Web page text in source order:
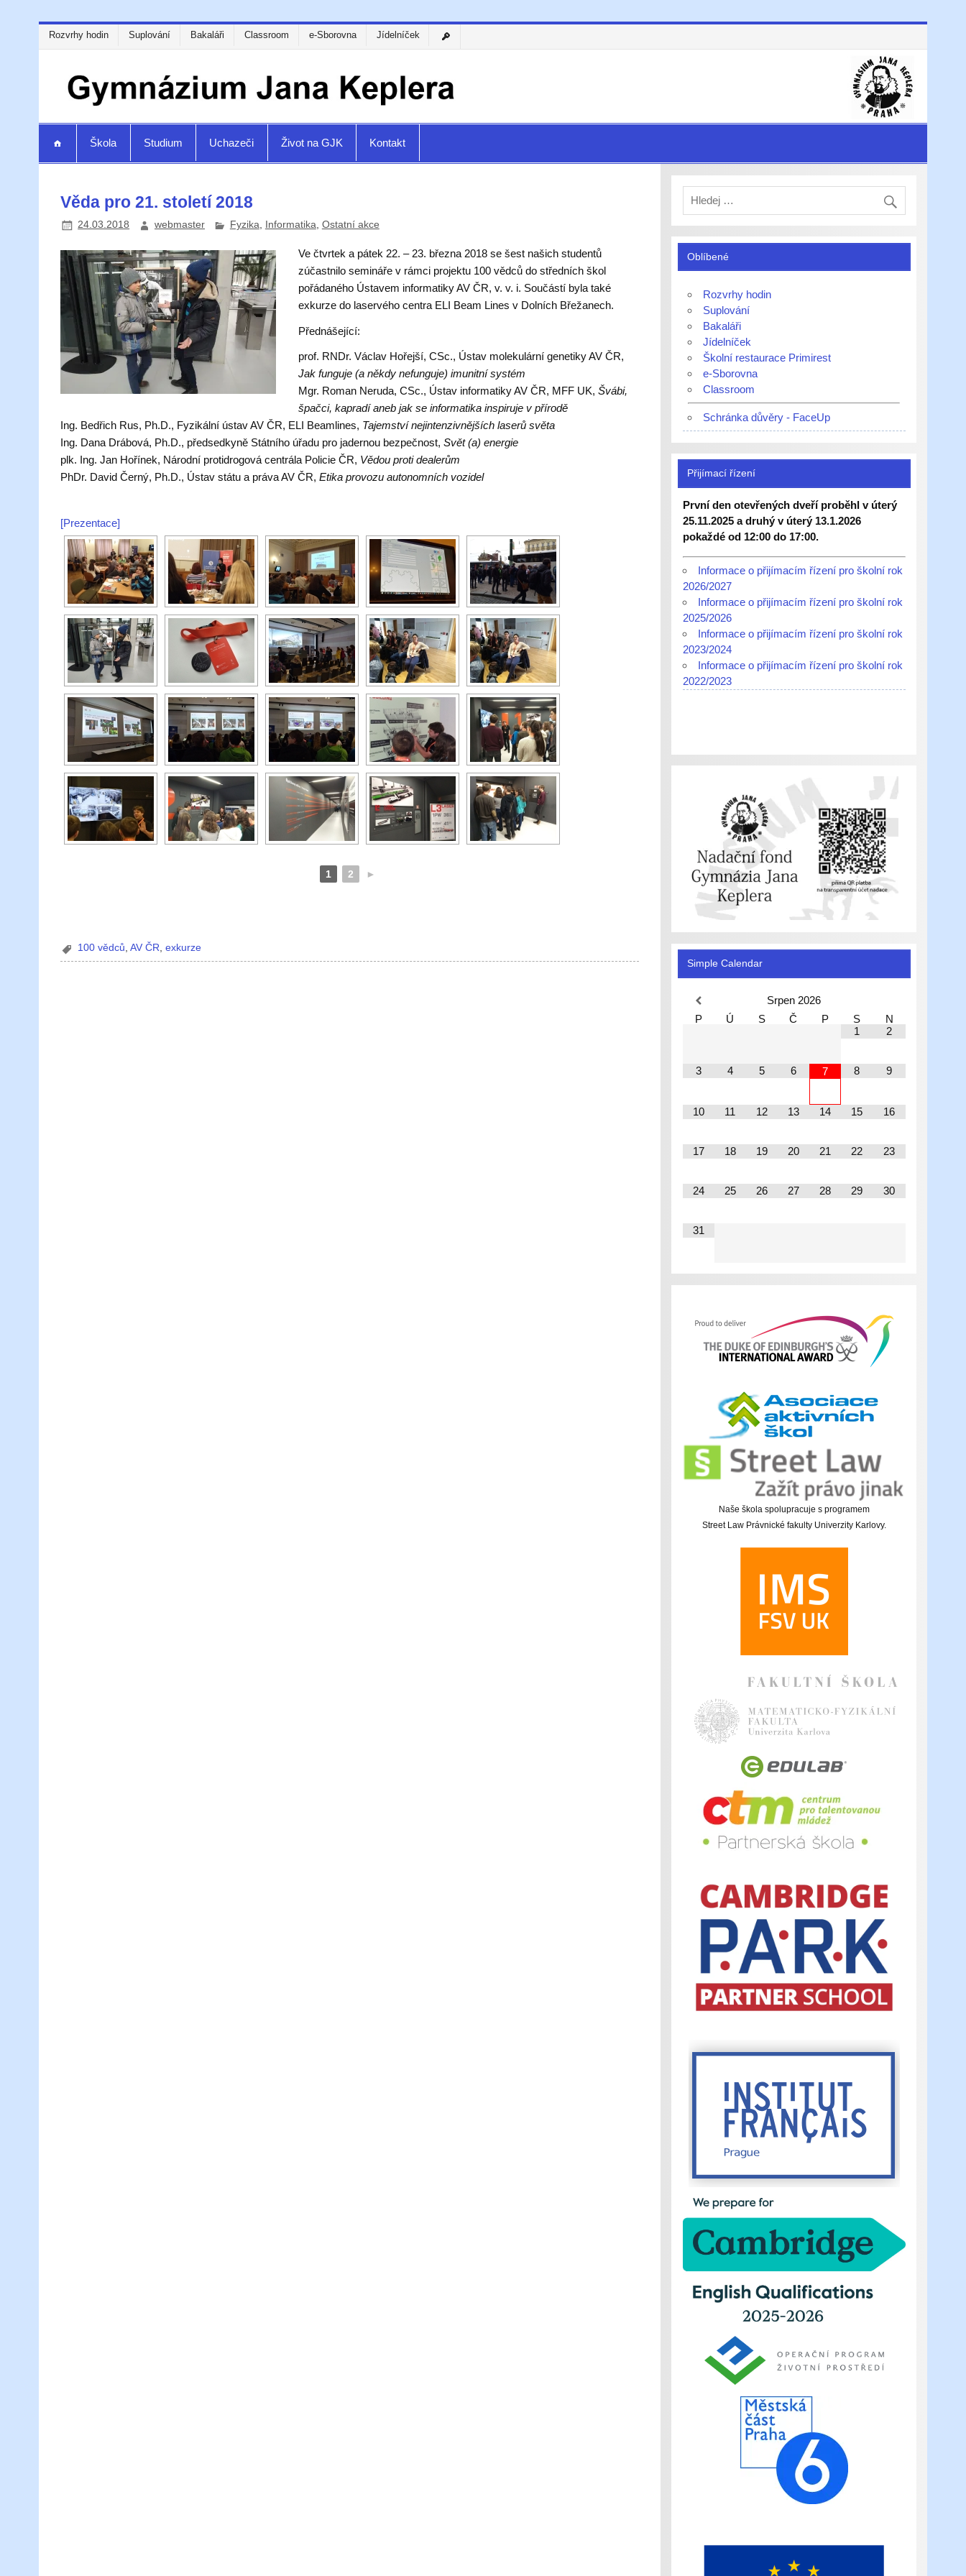
Rozvrhy hodin Suplování Bakaláři Classroom e-Sborovna Jídelníček
Škola Studium Uchazeči Život na GJK Kontakt
Věda pro 21. století 2018
24.03.2018 webmaster Fyzika, Informatika, Ostatní akce
Ve čtvrtek a pátek 22. – 23. března 2018 se šest našich studentů
zúčastnilo semináře v rámci projektu 100 vědců do středních škol
pořádaného Ústavem informatiky AV ČR, v. v. i. Součástí byla také
exkurze do laservého centra ELI Beam Lines v Dolních Břežanech.
Přednášející:
prof. RNDr. Václav Hořejší, CSc., Ústav molekulární genetiky AV ČR,
Jak funguje (a někdy nefunguje) imunitní systém
Mgr. Roman Neruda, CSc., Ústav informatiky AV ČR, MFF UK, Švábi,
špačci, kapradí aneb jak se informatika inspiruje v přírodě
Ing. Bedřich Rus, Ph.D., Fyzikální ústav AV ČR, ELI Beamlines, Tajemství nejintenzivnějších laserů světa
Ing. Dana Drábová, Ph.D., předsedkyně Státního úřadu pro jadernou bezpečnost,Svět (a) energie
plk. Ing. Jan Hořínek, Národní protidrogová centrála Policie ČR, Vědou proti dealerům
PhDr. David Černý, Ph.D., Ústav státu a práva AV ČR,Etika provozu autonomních vozidel
[Prezentace]
1 2 ►
100 vědců,AV ČR,exkurze
Oblíbené
Rozvrhy hodin
Suplování
Bakaláři
Jídelníček
Školní restaurace Primirest
e-Sborovna
Classroom
Schránka důvěry - FaceUp
Přijímací řízení
První den otevřených dveří proběhl v úterý
25.11.2025 a druhý v úterý 13.1.2026
pokaždé od 12:00 do 17:00.
Informace o přijímacím řízení pro školní rok
2026/2027
Informace o přijímacím řízení pro školní rok
2025/2026
Informace o přijímacím řízení pro školní rok
2023/2024
Informace o přijímacím řízení pro školní rok
2022/2023
Simple Calendar
Srpen 2026
P
Ú S Č P S
N
1
2
3 4 5 6 7 8 9
10 11 12 13 14 15 16
17 18 19 20 21 22 23
24 25 26 27 28 29 30
31
Naše škola spolupracuje s programem
Street Law Právnické fakulty Univerzity Karlovy.